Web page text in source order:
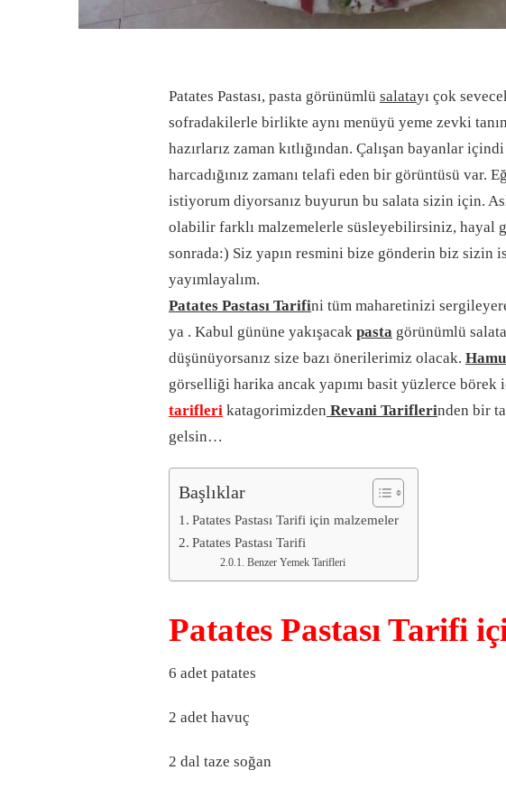
Patates Pastası, pasta görünümlü salatayı çok
sofradakilerle birlikte aynı menüyü yeme zevki
hazırlarız zaman kıtlığından. Çalışan bayanlar
harcadığınız zamanı telafi eden bir görüntüsü var.
istiyorum diyorsanız buyurun bu salata sizin için.
olabilir farklı malzemelerle süsleyebilirsiniz, hayal
sonrada:) Siz yapın resmini bize gönderin biz sizin
yayımlayalım.
Patates Pastası Tarifini tüm maharetinizi
ya . Kabul gününe yakışacak pasta görünümlü
düşünüyorsanız size bazı önerilerimiz olacak.
görselliği harika ancak yapımı basit yüzlerce
tarifleri katagorimizden Revani Tariflerinden bir
gelsin…
Başlıklar
Patates Pastası Tarifi için malzemeler
Patates Pastası Tarifi
Benzer Yemek Tarifleri
Patates Pastası Tarifi
6 adet patates
2 adet havuç
2 dal taze soğan